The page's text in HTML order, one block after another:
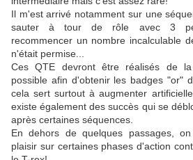
Il m'est arrivé notamment sur une
sauter à tour de rôle avec 3
recommencer un nombre incalculable
n'était permise...
Ces QTE devront être réalisés de
possible afin d'obtenir les badges "or"
cela sert surtout à augmenter
existe également des succès qui se
après certaines séquences.
En dehors de quelques passages,
plaisir sur certaines phases d'action